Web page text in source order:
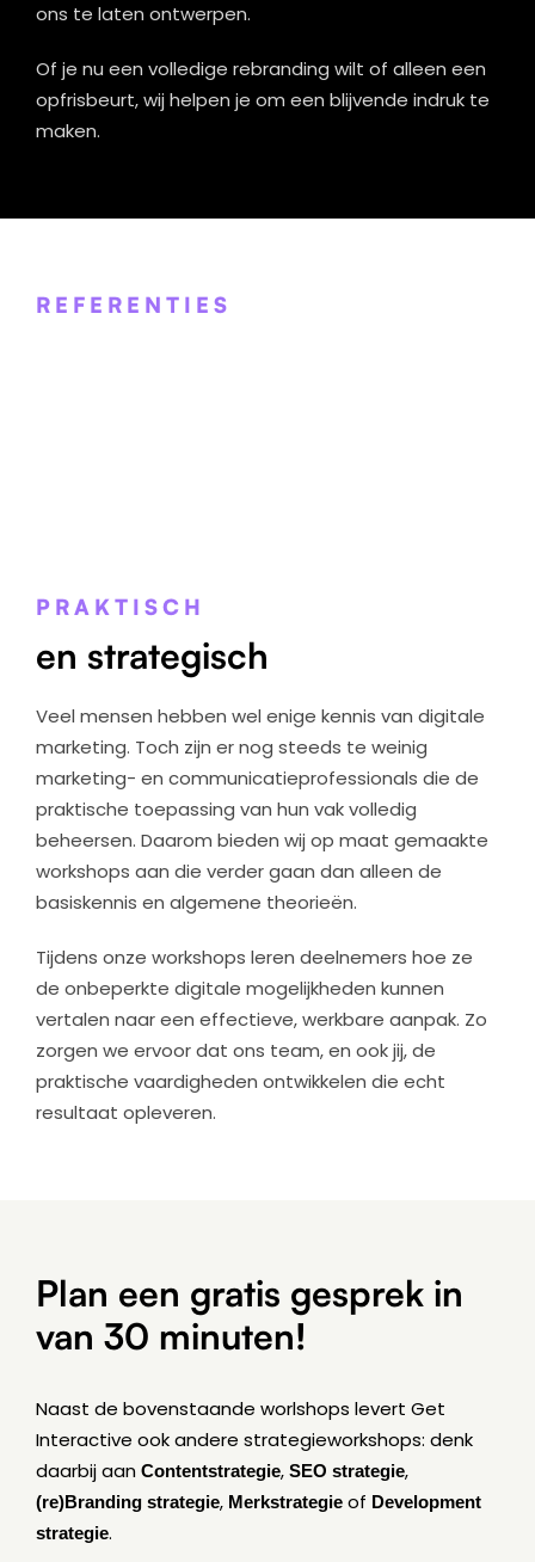
ons te laten ontwerpen.
Of je nu een volledige rebranding wilt of alleen een
opfrisbeurt, wij helpen je om een blijvende indruk te
maken.
REFERENTIES
PRAKTISCH
en strategisch
Veel mensen hebben wel enige kennis van digitale
marketing. Toch zijn er nog steeds te weinig
marketing- en communicatieprofessionals die de
praktische toepassing van hun vak volledig
beheersen. Daarom bieden wij op maat gemaakte
workshops aan die verder gaan dan alleen de
basiskennis en algemene theorieën.
Tijdens onze workshops leren deelnemers hoe ze
de onbeperkte digitale mogelijkheden kunnen
vertalen naar een effectieve, werkbare aanpak. Zo
zorgen we ervoor dat ons team, en ook jij, de
praktische vaardigheden ontwikkelen die echt
resultaat opleveren.
Plan een gratis gesprek in
van 30 minuten!
Naast de bovenstaande worlshops levert Get
Interactive ook andere strategieworkshops: denk
daarbij aanContentstrategie,SEO strategie,
(re)Brandingstrategie, Merkstrategieof Development
strategie.